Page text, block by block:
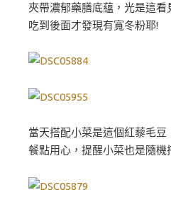
夾帶濃郁藥膳底蘊，光是這
吃到後面才發現有寬冬粉耶!
當天搭配小菜是這個紅藜毛
餐點用心，提醒小菜也是隨機